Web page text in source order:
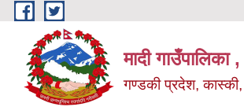
Skip to main content
मादी गाउँपालिका
गण्डकी प्रदेश,